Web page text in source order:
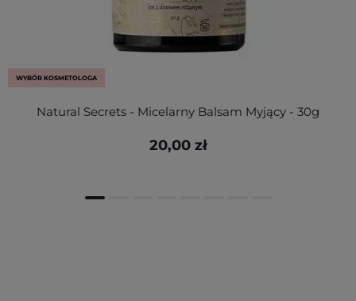
WYBÓR KOSMETOLOGA
Natural Secrets - Micelarny Balsam Myjący - 30g
20,00 zł